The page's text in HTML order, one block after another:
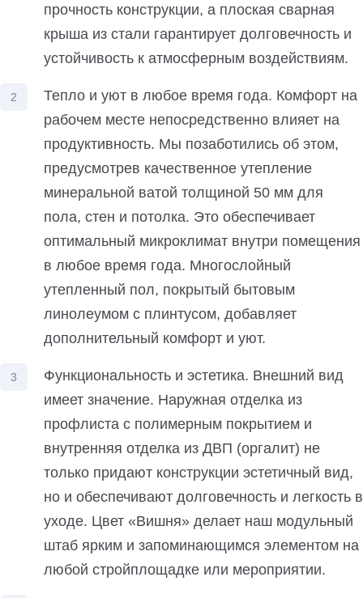
прочность конструкции, а плоская сварная
крыша из стали гарантирует долговечность и
устойчивость к атмосферным воздействиям.
Тепло и уют в любое время года. Комфорт на
рабочем месте непосредственно влияет на
продуктивность. Мы позаботились об этом,
предусмотрев качественное утепление
минеральной ватой толщиной 50 мм для
пола, стен и потолка. Это обеспечивает
оптимальный микроклимат внутри помещения
в любое время года. Многослойный
утепленный пол, покрытый бытовым
линолеумом с плинтусом, добавляет
дополнительный комфорт и уют.
Функциональность и эстетика. Внешний вид
имеет значение. Наружная отделка из
профлиста с полимерным покрытием и
внутренняя отделка из ДВП (оргалит) не
только придают конструкции эстетичный вид,
но и обеспечивают долговечность и легкость в
уходе. Цвет «Вишня» делает наш модульный
штаб ярким и запоминающимся элементом на
любой стройплощадке или мероприятии.